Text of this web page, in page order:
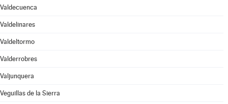
Valdecuenca
Valdelinares
Valdeltormo
Valderrobres
Valjunquera
Veguillas de la Sierra